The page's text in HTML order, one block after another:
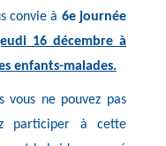
convie à 6e journée
16 décembre à
enfants-malades.
vous ne pouvez pas
participer à cette